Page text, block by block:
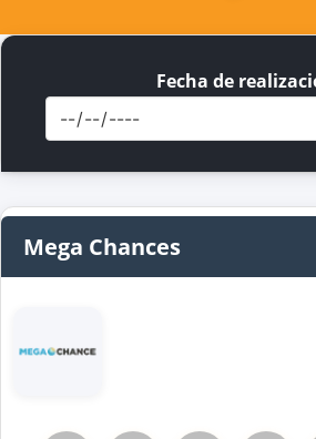
Fecha de
Mega Chances